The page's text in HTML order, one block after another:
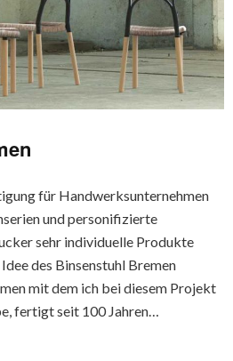
für Handwerksunternehmen
und personifizierte
sehr individuelle Produkte
des Binsenstuhl Bremen
mit dem ich bei diesem Projekt
fertigt seit 100 Jahren…